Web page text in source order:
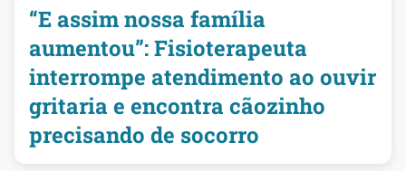
“E assim nossa família
aumentou”: Fisioterapeuta
interrompe atendimento ao ouvir
gritaria e encontra cãozinho
precisando de socorro